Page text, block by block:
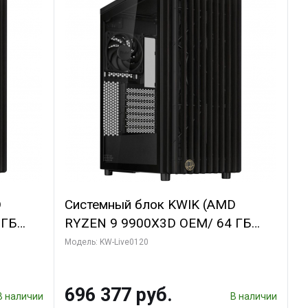
наличии
Системный блок KWIK (AMD
RYZEN 9 9900X3D OEM/ 64 ГБ
ОЗУ/ Afox RTX4090 24GB GDDR6X
Модель: KW-Live0120
696 377 руб. В наличии